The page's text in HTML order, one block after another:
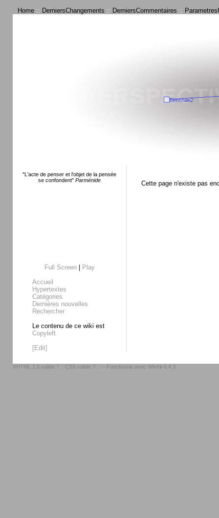
Home :: DerniersChangements :: DerniersCommentaires ::
"L'acte de penser et l'objet de la pensée
se confondent" Parménide
Full Screen|
Play
Accueil
Hypertextes
Catégories
Dernières nouvelles
Rechercher
Le contenu de ce wiki est
Copyleft
[Edit]
Cette page n'existe pas
XHTML 1.0 valide ? :: CSS valide ? :: -- Fonctionne avec WikiNi 0.4.3